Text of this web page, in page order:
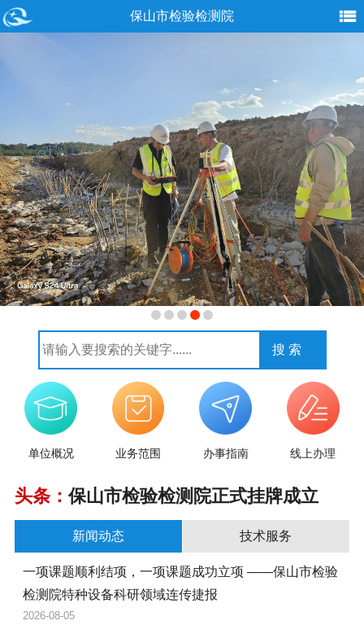
保山市检验检测院
单位概况 业务范围 办事指南 线上办理
头条： 保山市检验检测院正式挂牌成立
新闻动态 技术服务
一项课题顺利结项，一项课题成功立项 ——保山市检验
检测院特种设备科研领域连传捷报
2026-08-05